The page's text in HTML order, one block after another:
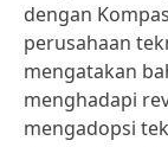
dengan
perusahaan
mengatakan
menghadapi
mengadopsi